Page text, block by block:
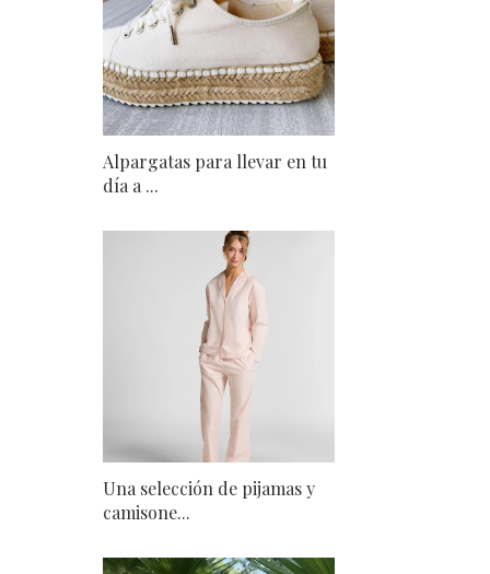
Alpargatas para llevar en tu
día a ...
Una selección de pijamas y
camisone...